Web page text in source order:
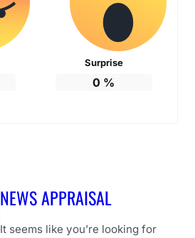
Surprise
0 %
NEWS APPRAISAL
It seems like you’re looking for